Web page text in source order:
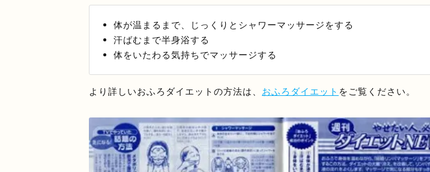
体が温まるまで、じっくりとシャワーマッサージをする
汗ばむまで半身浴する
体をいたわる気持ちでマッサージする
より詳しいおふろダイエットの方法は、 おふろダイエット をご覧ください。